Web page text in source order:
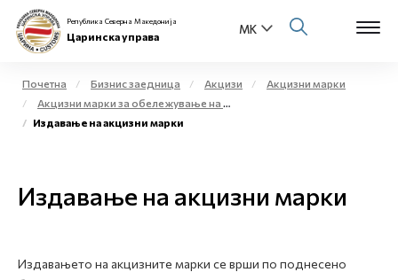
За нас
Е-Царина
Република Северна Македонија
Царинска управа
Почетна Бизнис заедница Акцизи
Акцизни марки
Акцизни марки за обележување на жестоки алкохолни производи и меѓупроизводи
Издавање на акцизни марки
Издавање на акцизни марки
Издавањето на акцизните марки се врши по поднесено